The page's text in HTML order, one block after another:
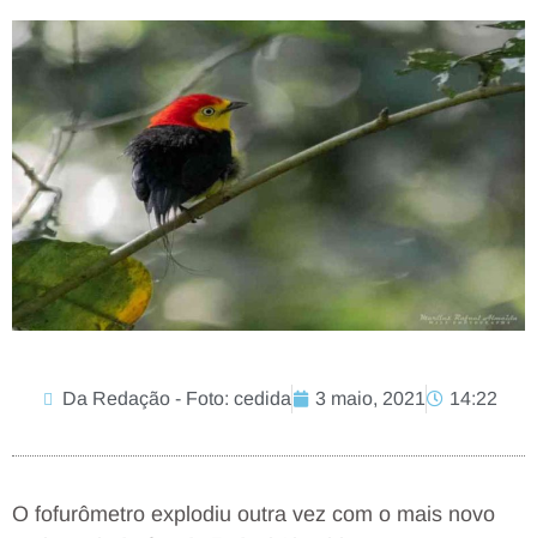
Da Redação - Foto: cedida 3 maio, 2021 14:22
O fofurômetro explodiu outra vez com o mais novo